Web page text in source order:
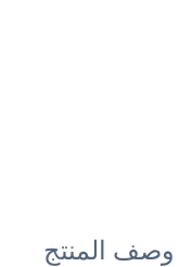
وصف المنتج